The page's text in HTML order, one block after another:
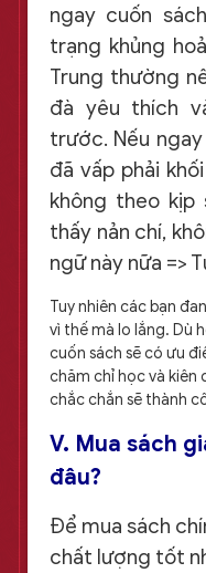
ngay cuốn
trạng khủng
Trung thường
đà yêu thích
trước. Nếu
đã vấp phải
không theo kịp
thấy nản chí,
ngữ này nữa =>
Tuy nhiên các bạn
vì thế mà lo lắng. Dù
cuốn sách sẽ có ưu
chăm chỉ học và kiên
chắc chắn sẽ thành
V. Mua sách
đâu?
Để mua sách
chất lượng tốt